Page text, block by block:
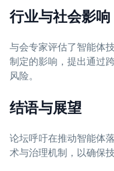
行业与社会影响
与会专家评估了智能体
制定的影响，提出通过
风险。
结语与展望
论坛呼吁在推动智能体
术与治理机制，以确保